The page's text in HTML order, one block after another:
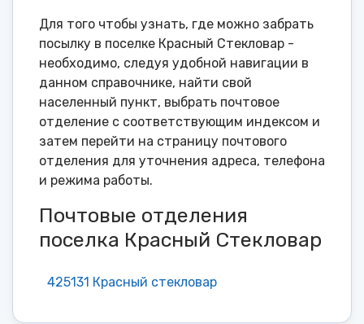
Для того чтобы узнать, где можно забрать
посылку в поселке Красный Стекловар -
необходимо, следуя удобной навигации в
данном справочнике, найти свой
населенный пункт, выбрать почтовое
отделение с соответствующим индексом и
затем перейти на страницу почтового
отделения для уточнения адреса, телефона
и режима работы.
Почтовые отделения
поселка Красный Стекловар
425131 Красный стекловар